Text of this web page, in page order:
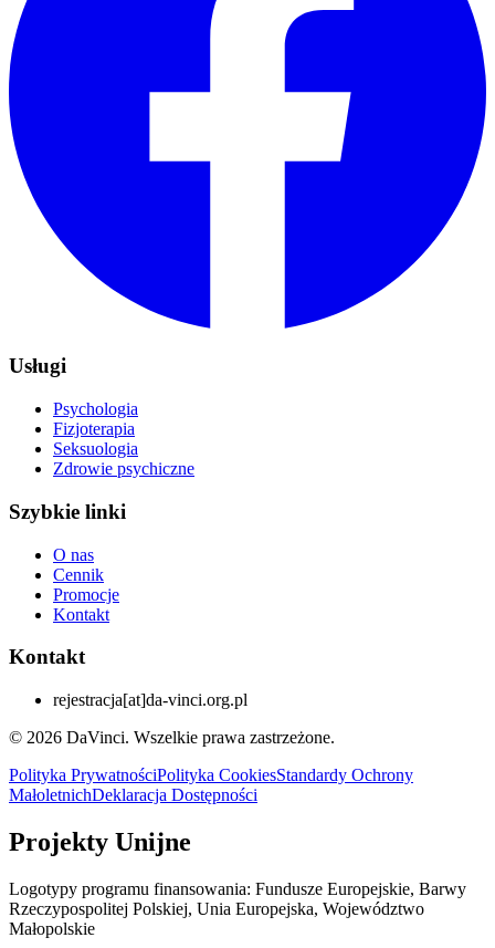
Usługi
Psychologia
Fizjoterapia
Seksuologia
Zdrowie psychiczne
Szybkie linki
O nas
Cennik
Promocje
Kontakt
Kontakt
rejestracja[at]da-vinci.org.pl
© 2026 DaVinci. Wszelkie prawa zastrzeżone.
Polityka PrywatnościPolityka CookiesStandardy Ochrony
MałoletnichDeklaracja Dostępności
Projekty Unijne
Logotypy programu finansowania: Fundusze Europejskie, Barwy
Rzeczypospolitej Polskiej, Unia Europejska, Województwo
Małopolskie